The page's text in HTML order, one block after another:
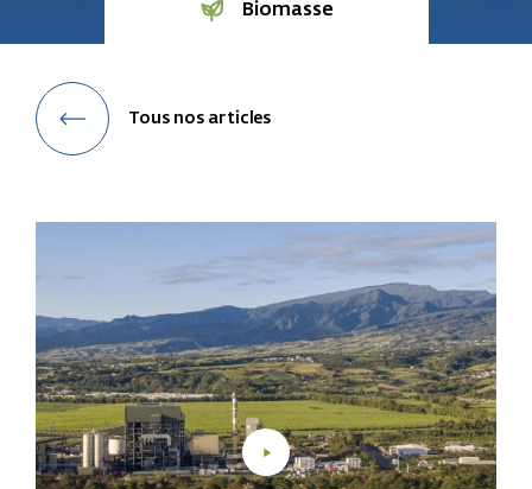
Biomasse
Tous nos articles